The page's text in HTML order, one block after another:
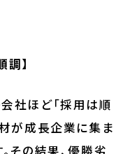
】
社ほど「採用は順
が成長企業に集ま
その結果、優勝劣